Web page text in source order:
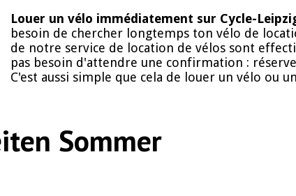
Louer un vélo immédiatement sur Cycle-
besoin de chercher longtemps ton vélo de
de notre service de location de vélos sont
pas besoin d'attendre une confirmation :
C'est aussi simple que cela de louer un vélo ou
Sommer